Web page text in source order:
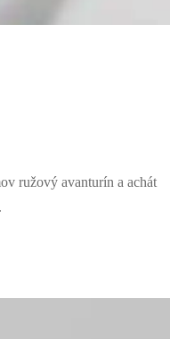
ružový avanturín a achát